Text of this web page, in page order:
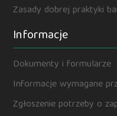
Zasady dobrej praktyki
Informacje
Dokumenty i formularze
Informacje wymagane
Zgłoszenie potrzeby o